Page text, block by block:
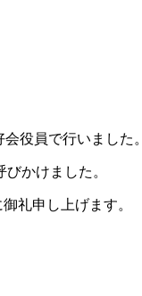
役員で行いました。
かけました。
礼申し上げます。